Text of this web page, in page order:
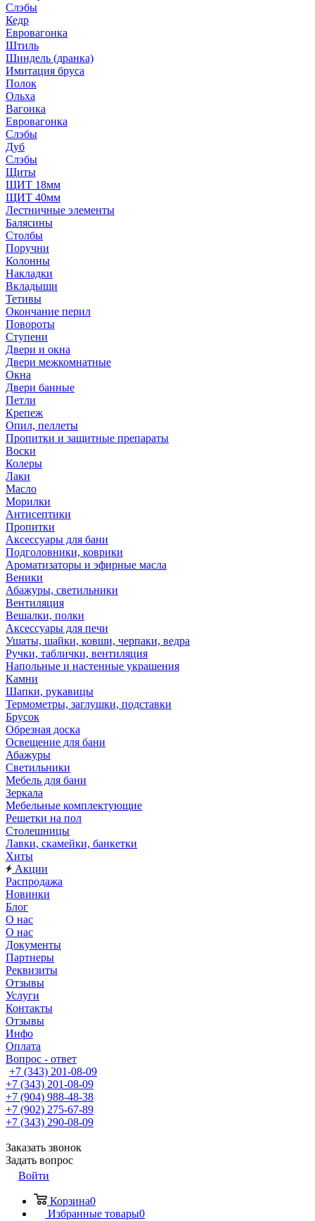
Слэбы
Кедр
Евровагонка
Штиль
Шиндель (дранка)
Имитация бруса
Полок
Ольха
Вагонка
Евровагонка
Слэбы
Дуб
Слэбы
Щиты
ЩИТ 18мм
ЩИТ 40мм
Лестничные элементы
Балясины
Столбы
Поручни
Колонны
Накладки
Вкладыши
Тетивы
Окончание перил
Повороты
Ступени
Двери и окна
Двери межкомнатные
Окна
Двери банные
Петли
Крепеж
Опил, пеллеты
Пропитки и защитные препараты
Воски
Колеры
Лаки
Масло
Морилки
Антисептики
Пропитки
Аксессуары для бани
Подголовники, коврики
Ароматизаторы и эфирные масла
Веники
Абажуры, светильники
Вентиляция
Вешалки, полки
Аксессуары для печи
Ушаты, шайки, ковши, черпаки, ведра
Ручки, таблички, вентиляция
Напольные и настенные украшения
Камни
Шапки, рукавицы
Термометры, заглушки, подставки
Брусок
Обрезная доска
Освещение для бани
Абажуры
Светильники
Мебель для бани
Зеркала
Мебельные комплектующие
Решетки на пол
Столешницы
Лавки, скамейки, банкетки
Хиты
Акции
Распродажа
Новинки
Блог
О нас
О нас
Документы
Партнеры
Реквизиты
Отзывы
Услуги
Контакты
Отзывы
Инфо
Оплата
Вопрос - ответ
+7 (343) 201-08-09
+7 (343) 201-08-09
+7 (904) 988-48-38
+7 (902) 275-67-89
+7 (343) 290-08-09
Заказать звонок
Задать вопрос
Войти
Корзина0
Избранные товары0